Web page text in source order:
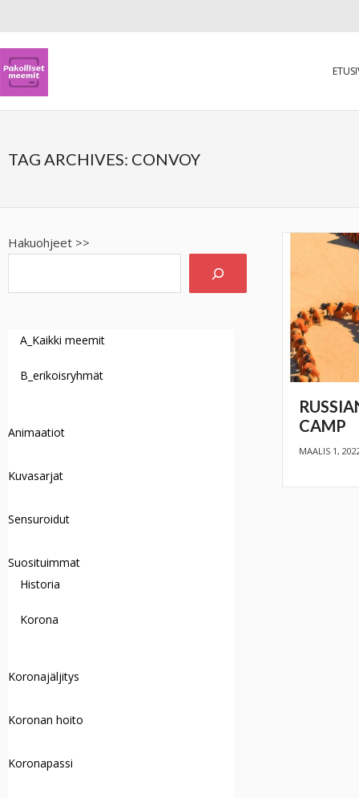
TAG ARCHIVES: CONVOY
CAMP
MAALIS 1,
Hakuohjeet >>
A_Kaikki meemit
B_erikoisryhmät
Animaatiot
Kuvasarjat
Sensuroidut
Suosituimmat
Historia
Korona
Koronajäljitys
Koronan hoito
Koronapassi